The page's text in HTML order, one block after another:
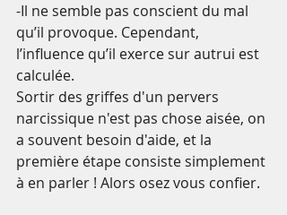
-Il ne semble pas conscient du mal
qu’il provoque. Cependant,
l’influence qu’il exerce sur autrui est
calculée.
Sortir des griffes d'un pervers
narcissique n'est pas chose aisée, on
a souvent besoin d'aide, et la
première étape consiste simplement
à en parler ! Alors osez vous confier.